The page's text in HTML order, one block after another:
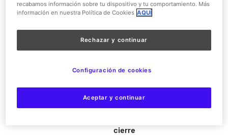
Adolescentes y Adultos
Limitaciones de acceso
Altura mínima: 100 cm
desde 100cm hasta 120cm
cierre
recabamos información sobre tu dispositivo y tu comportamiento. Más
información en nuestra Política de Cookies AQUÍ
Rechazar y continuar
Aceptar y continuar
Configuración de cookies